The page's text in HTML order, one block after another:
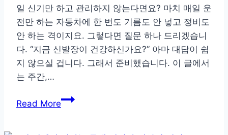
일 신기만 하고 관리하지 않는다면요? 마치 매일 운
전만 하는 자동차에 한 번도 기름도 안 넣고 정비도
안 하는 격이지요. 그렇다면 질문 하나 드리겠습니
다. “지금 신발장이 건강하신가요?” 아마 대답이 쉽
지 않으실 겁니다. 그래서 준비했습니다. 이 글에서
는 주간,…
Read More1